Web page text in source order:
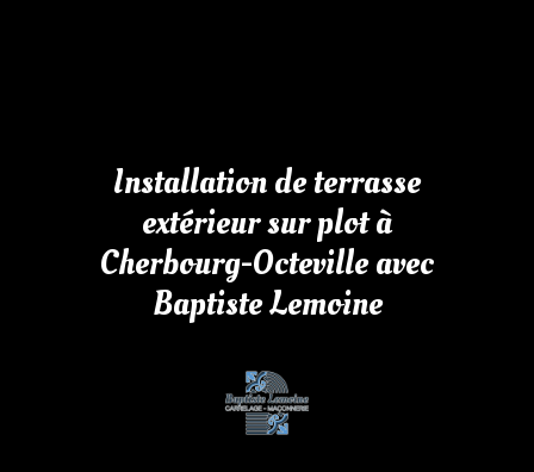
Installation de terrasse
extérieur sur plot à
Cherbourg-Octeville avec
Baptiste Lemoine